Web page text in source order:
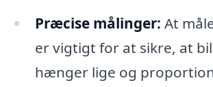
Præcise målinger: At
er vigtigt for at sikre, at
hænger lige og